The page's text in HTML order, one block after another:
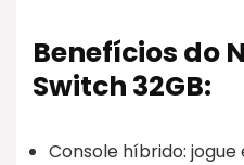
Benefícios do
Switch 32GB:
Console híbrido: